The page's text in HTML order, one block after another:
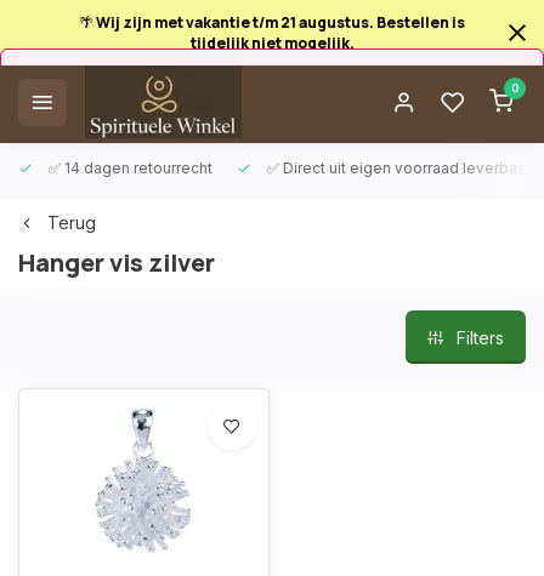
🌴 Wij zijn met vakantie t/m 21 augustus. Bestellen is
tijdelijk niet mogelijk.
0
✅ 14 dagen retourrecht ✅ Direct uit eigen voorraad leverbaar
Afrekenen is uitgeschakeld.
Terug
Hanger vis zilver
Filters